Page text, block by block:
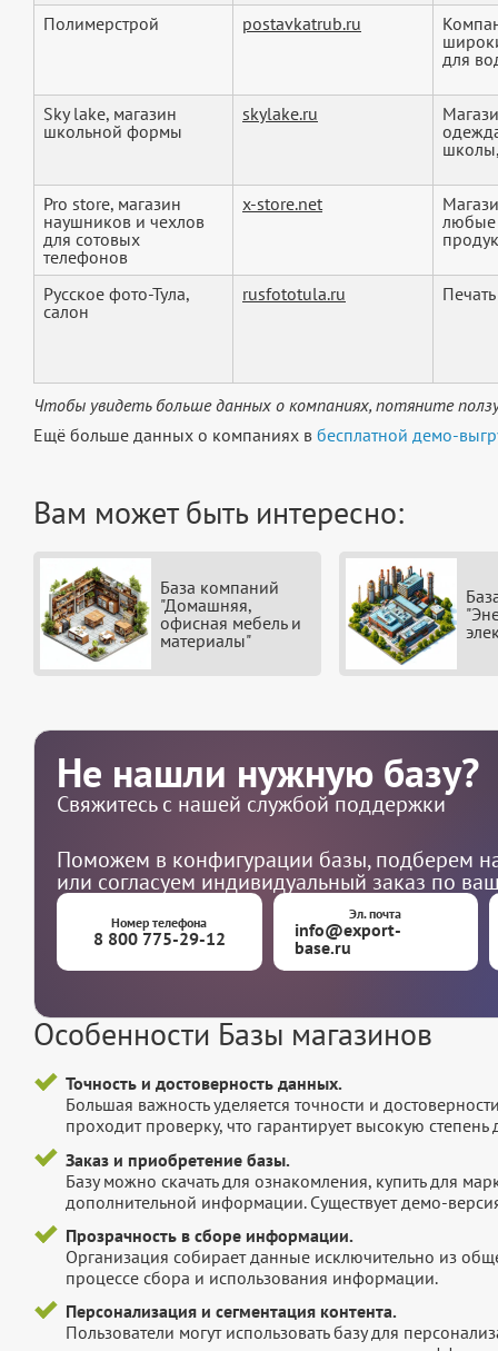
Полимерстрой
postavkatrub.ru
для
Sky lake, магазин
школьной формы
skylake.ru
Pro store, магазин
наушников и чехлов
для сотовых
телефонов
x-store.net
любые
Русское фото-Тула,
салон
rusfototula.ru
Чтобы увидеть больше данных о компаниях, потяните
Ещё больше данных о компаниях в бесплатной демо-
Вам может быть интересно:
База компаний
"Домашняя,
офисная мебель и
материалы"
Не нашли нужную базу?
Свяжитесь с нашей службой поддержки
Поможем в конфигурации базы, подберем
или согласуем индивидуальный заказ по
Номер телефона
8 800 775-29-12
Эл. почта
info@export-
base.ru
Особенности Базы магазинов
Точность и достоверность данных.
Большая важность уделяется точности и
проходит проверку, что гарантирует высокую
Заказ и приобретение базы.
Базу можно скачать для ознакомления, купить для
дополнительной информации. Существует демо-
Прозрачность в сборе информации.
Организация собирает данные исключительно из
процессе сбора и использования информации.
Персонализация и сегментация контента.
Пользователи могут использовать базу для